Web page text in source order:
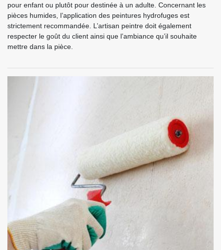
pour enfant ou plutôt pour destinée à un adulte. Concernant les
pièces humides, l’application des peintures hydrofuges est
strictement recommandée. L’artisan peintre doit également
respecter le goût du client ainsi que l’ambiance qu’il souhaite
mettre dans la pièce.